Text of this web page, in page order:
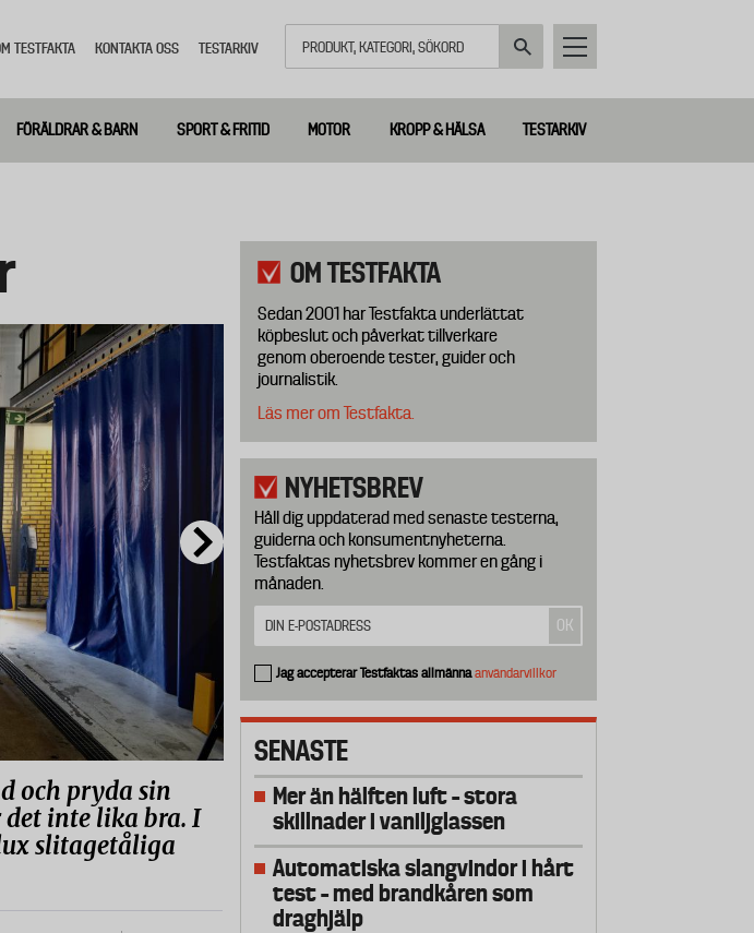
TESTFAKTA KONTAKTA OSS TESTARKIV
FÖRÄLDRAR & BARN SPORT & FRITID MOTOR KROPP & HÄLSA TESTARKIV
och pryda sin
inte lika bra. I
slitagetåliga
OM TESTFAKTA
Sedan 2001 har Testfakta underlättat
köpbeslut och påverkat tillverkare
genom oberoende tester, guider och
journalistik.
Läs mer om Testfakta.
NYHETSBREV
Håll dig uppdaterad med senaste testerna,
guiderna och konsumentnyheterna.
Testfaktas nyhetsbrev kommer en gång i
månaden.
Jag accepterar Testfaktas allmännaanvändarvillkor
SENASTE
Mer än hälften luft – stora
skillnader i vaniljglassen
Automatiska slangvindor i hårt
test – med brandkåren som
draghjälp